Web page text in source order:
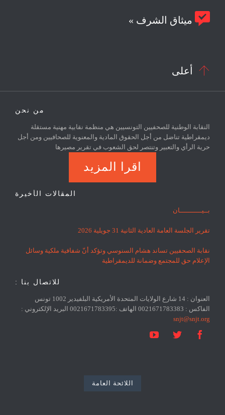
 ميثاق الشرف »
 أعلى
من نحن
النقابة الوطنية للصحفيين التونسيين هي منظمة نقابية مهنية مستقلة
ديمقراطية تناضل من أجل الحقوق المادية والمعنوية للصحافيين ومن أجل
حرية الرأي والتعبير وتنتصر لحق الشعوب في تقرير مصيرها
اقرا المزيد
المقالات الأخيرة
بــيـــــــــــان
تقرير الجلسة العامة العادية الثانية 31 جويلية 2026
نقابة الصحفيين تساند هشام السنوسي وتؤكد أنّ شفافية ملكية وسائل
الإعلام حق للمجتمع وضمانة للديمقراطية
للاتصال بنا :
العنوان : 14 شارع الولايات المتحدة الأمريكية البلفيدير 1002 تونس
الفاكس : 0021671783383 الهاتف :0021671783395 البريد الإلكتروني :
snjt@snjt.org



اللائحة العامة